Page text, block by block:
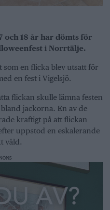
och 18 år har dömts för
i Norrtälje.
som en flicka blev utsatt för
en fest i Vigelsjö.
flickan skulle lämna festen
jackorna. En av de
kraftigt på att flickan
uppstod en eskalerande
våld.